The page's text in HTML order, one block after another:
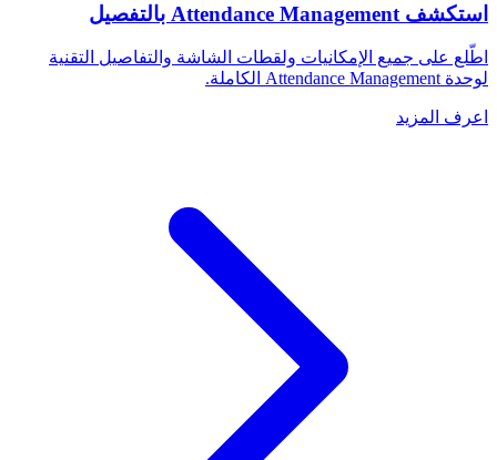
استكشف Attendance Management بالتفصيل
اطّلع على جميع الإمكانيات ولقطات الشاشة والتفاصيل التقنية
لوحدة Attendance Management الكاملة.
اعرف المزيد